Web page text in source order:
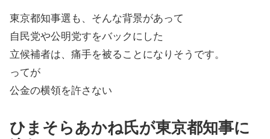
東京都知事選も、そんな背景があって
自民党や公明党すをバックにした
立候補者は、痛手を被ることになりそうです。
ってが
公金の横領を許さない
ひまそらあかね氏が東京都知事に